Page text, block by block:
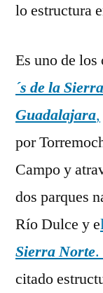
lo estructura
Es uno de los
´s de la
Guadalajara,
por
Campo y
dos parques
Río Dulce y e
Sierra Norte.
citado